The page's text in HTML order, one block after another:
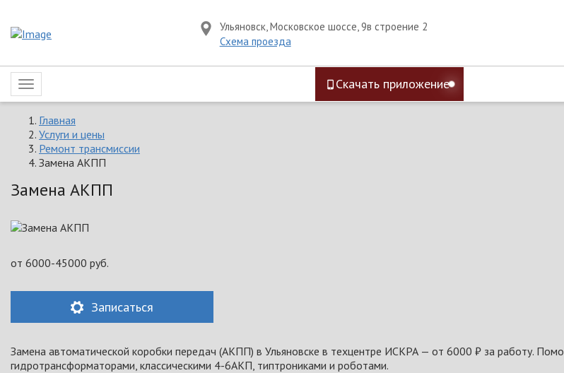
Ульяновск, Московское шоссе, 9в строение 2
Схема проезда
Toggle
navigation
Скачать приложение
Главная
Услуги и цены
Ремонт трансмиссии
Замена АКПП
Замена АКПП
от 6000-45000 руб.
Записаться
Замена автоматической коробки передач (АКПП) в Ульяновске в техцентре ИСКРА — от 6000 ₽ за работу.
гидротрансформаторами, классическими 4-6АКП, типтрониками и роботами.